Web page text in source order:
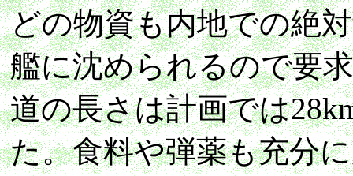
どの物資も内地での絶
艦に沈められるので要
道の長さは計画では
た。食料や弾薬も充分